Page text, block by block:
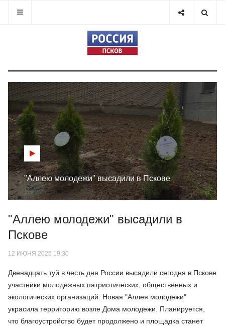
"Аллею молодежи" высадили в Пскове
"Аллею молодежи" высадили в
Пскове
12 ИЮНЯ 2025 19:30
Двенадцать туй в честь дня России высадили сегодня в Пскове
участники молодежных патриотических, общественных и
экологических организаций. Новая "Аллея молодежи"
украсила территорию возле Дома молодежи. Планируется,
что благоустройство будет продолжено и площадка станет